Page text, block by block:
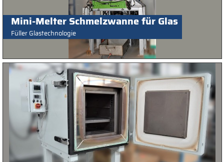
Mini-Melter Schmelzwanne für Glas
Füller Glastechnologie